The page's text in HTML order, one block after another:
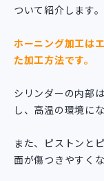
ついて紹介します。
ホーニング加工は
た加工方法です。
シリンダーの内部
し、高温の環境に
また、ピストンと
面が傷つきやすく